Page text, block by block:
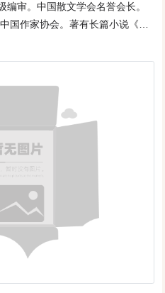
唐山大地震后的11月5日，天色
一条链上的璀璨明珠。人们简
。杜庄北面的那块湿地，据说由
只记住了上马台和大黄堡。第一
翠，野花遍地，芦苇丛生，水天
条水道相隔，划小船过去……有
，横竖通向远方的天地一线；云
，好一个狂想；心境如同打开了
的水墨画，不醉也醉，陶然忘
地方芦苇高过了人头，密密麻麻
了；芦苇深处百鸟鸣啼，闻
自我的存在，感知……完全融入
编审。中国散文学会名誉会长。
国作家协会。著有长篇小说《火
，散文集《秋水波》《母爱》
文学《吉鸿昌》，专著《怎样写
文《武夷山的雨》获天津市作品
副刊好作品一等奖。在文学与历
英文史与诗词新探》的解读 □冯
当代的中国作家中，来四川观光
这样把四川视为他的第二故乡，
和风景名胜，深情地书写了他同
写了四川的时代变迁和社会发
雄人物和他们的英勇事迹，这样
上讲，石英先生的这部《石英蜀
、歌吟巴蜀的先河，其中的特殊